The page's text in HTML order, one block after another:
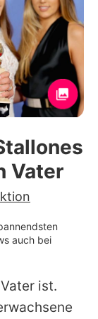
Vater
auch bei
ist.